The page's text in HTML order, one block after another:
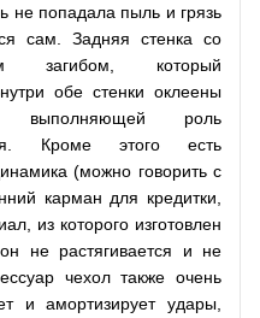
не попадала пыль и грязь
сам. Задняя стенка со
загибом, который
обе стенки оклеены
выполняющей роль
Кроме этого есть
(можно говорить с
карман для кредитки,
из которого изготовлен
не растягивается и не
чехол также очень
и амортизирует удары,